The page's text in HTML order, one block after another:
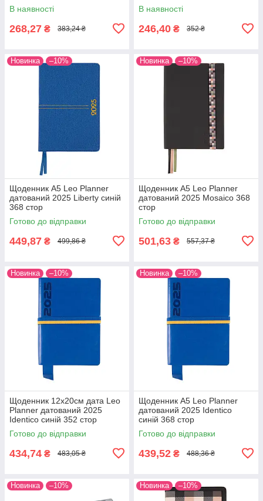
В наявності
268,27 ₴ 383,24 ₴
В наявності
246,40 ₴ 352 ₴
Новинка –10%
Щоденник А5 Leo Planner
датований 2025 Liberty синій
368 стор
Готово до відправки
449,87 ₴ 499,86 ₴
Новинка –10%
Щоденник А5 Leo Planner
датований 2025 Mosaico 368
стор
Готово до відправки
501,63 ₴ 557,37 ₴
Новинка –10%
Щоденник 12х20cм дата Leo
Planner датований 2025
Identico синій 352 стор
Готово до відправки
434,74 ₴ 483,05 ₴
Новинка –10%
Щоденник А5 Leo Planner
датований 2025 Identico
синій 368 стор
Готово до відправки
439,52 ₴ 488,36 ₴
Новинка –10% Новинка –10%